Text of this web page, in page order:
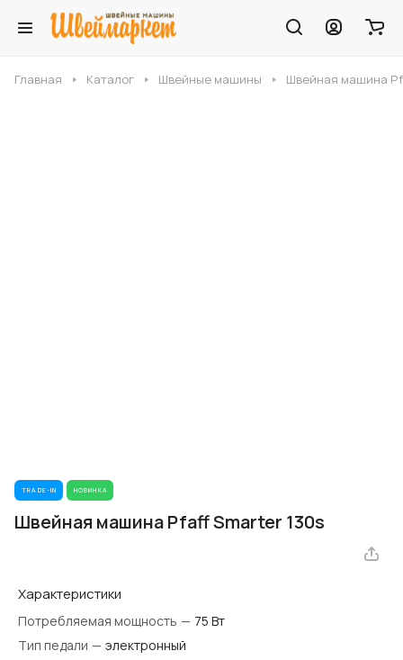
Главная Каталог Швейные машины Швейная машина
TRADE-IN НОВИНКА
Швейная машина Pfaff Smarter 130s
Характеристики
Потребляемая мощность — 75 Вт
Тип педали — электронный